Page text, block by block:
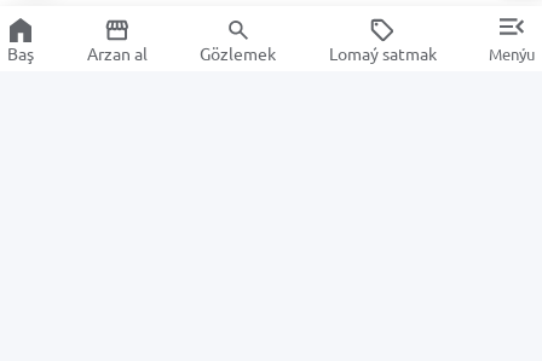
Baş Arzan al Gözlemek Lomaý satmak Menýu